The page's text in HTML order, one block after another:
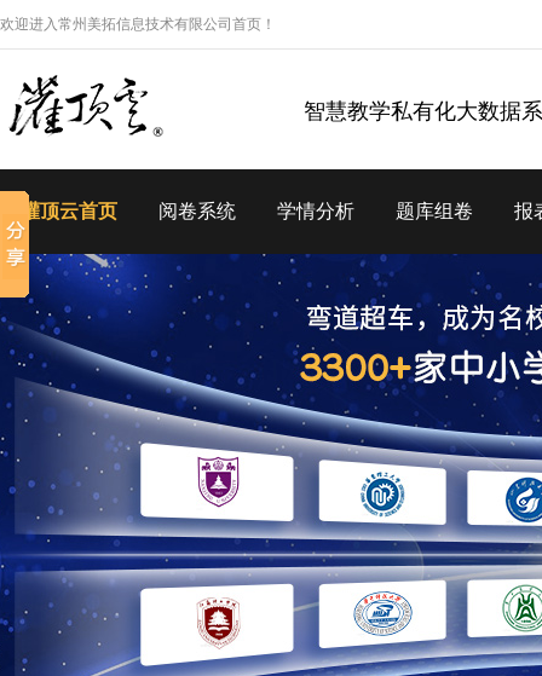
欢迎进入常州美拓信息技术有限公司首页！
智慧教学私有化大数据
灌顶云首页 阅卷系统 学情分析 题库组卷 报